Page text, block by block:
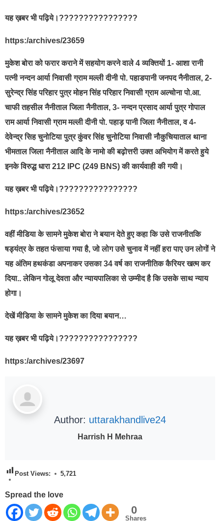
यह ख़बर भी पढ़िये।????????????????
https:/archives/23659
मुकेश बोरा को फरार कराने में सहयोग करने वाले 4 व्यक्तियों 1- आशा रानी
पत्नी नन्दन आर्या निवासी ग्राम मल्ली दीनी पो. पहाडपानी जनपद नैनीताल, 2-
सुरेन्द्र सिंह परिहार पुत्र मोहन सिंह परिहार निवासी ग्राम अल्चोना पो.आ.
चाफी तहसील नैनीताल जिला नैनीताल, 3- नन्दन प्रसाद आर्या पुत्र गोपाल
राम आर्या निवासी ग्राम मल्ली दीनी पो. पहाड़ पानी जिला नैनीताल, व 4-
देवेन्द्र सिह चुनोटिया पुत्र कुंवर सिंह चुनोटिया निवासी नौकुचियाताल थाना
भीमताल जिला नैनीताल आदि के नामो की बढ़ोत्तरी उक्त अभियोग में करते हुये
इनके विरुद्ध धारा 212 IPC (249 BNS) की कार्यवाही की गयी।
यह ख़बर भी पढ़िये।????????????????
https:/archives/23652
वहीं मीडिया के सामने मुकेश बोरा ने बयान देते हुए कहा कि उसे राजनीतकि
षड्यंत्र के तहत फंसाया गया है, जो लोग उसे चुनाव में नहीं हरा पाए उन लोगों ने
यह अंतिम हथकंडा अपनाकर उसका 34 वर्ष का राजनीतिक कैरियर खत्म कर
दिया.. लेकिन गोलू देवता और न्यायपालिका से उम्मीद है कि उसके साथ न्याय
होगा।
देखें मीडिया के सामने मुकेश का दिया बयान…
यह ख़बर भी पढ़िये।????????????????
https:/archives/23697
Author: uttarakhandlive24
Harrish H Mehraa
Post Views: 5,721
Spread the love
0
Shares